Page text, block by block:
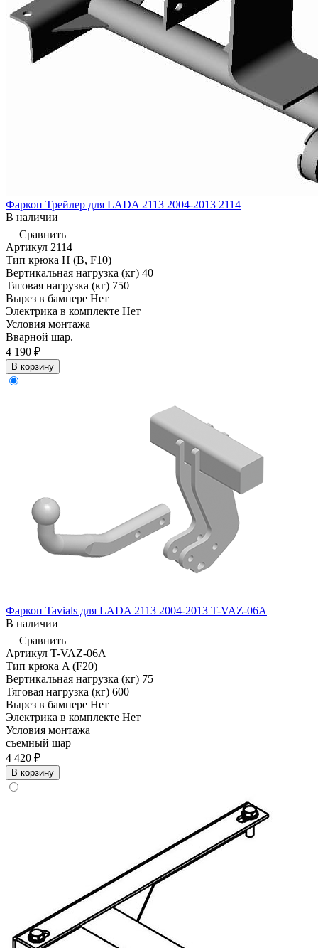
Фаркоп Трейлер для LADA 2113 2004-2013 2114
В наличии
Сравнить
Артикул 2114
Тип крюка H (B, F10)
Вертикальная нагрузка (кг) 40
Тяговая нагрузка (кг) 750
Вырез в бампере Нет
Электрика в комплекте Нет
Условия монтажа
Вварной шар.
4 190 ₽
В корзину
Фаркоп Tavials для LADA 2113 2004-2013 T-VAZ-06A
В наличии
Сравнить
Артикул T-VAZ-06A
Тип крюка A (F20)
Вертикальная нагрузка (кг) 75
Тяговая нагрузка (кг) 600
Вырез в бампере Нет
Электрика в комплекте Нет
Условия монтажа
съемный шар
4 420 ₽
В корзину